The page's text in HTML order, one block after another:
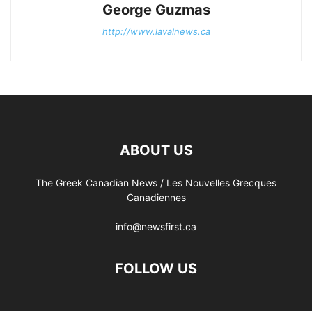
George Guzmas
http://www.lavalnews.ca
ABOUT US
The Greek Canadian News / Les Nouvelles Grecques
Canadiennes
info@newsfirst.ca
FOLLOW US